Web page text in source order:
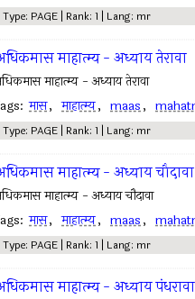
Type: PAGE | Rank: 1 | Lang: mr
माहात्म्य - अध्याय तेरावा
माहात्म्य - अध्याय तेरावा
मास, माहात्म्य, maas,
Type: PAGE | Rank: 1 | Lang: mr
माहात्म्य - अध्याय चौदावा
माहात्म्य - अध्याय चौदावा
मास, माहात्म्य, maas,
Type: PAGE | Rank: 1 | Lang: mr
माहात्म्य - अध्याय पंधरावा